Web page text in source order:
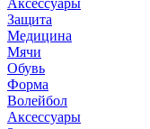
Аксессуары
Защита
Медицина
Мячи
Обувь
Форма
Волейбол
Аксессуары